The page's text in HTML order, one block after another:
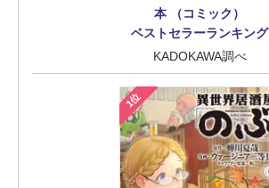
本 （コミック）
ベストセラーランキング
KADOKAWA調べ
1位